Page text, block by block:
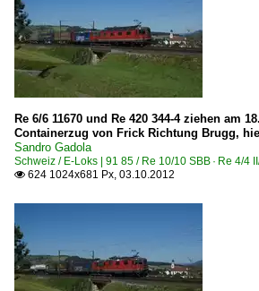
Re 6/6 11670 und Re 420 344-4 ziehen am
Containerzug von Frick Richtung Brugg,
Sandro Gadola
Schweiz / E-Loks | 91 85 / Re 10/10 SBB · Re 4/4
 624 1024x681 Px, 03.10.2012